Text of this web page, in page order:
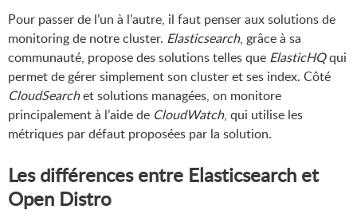
Pour passer de l’un à l’autre, il faut penser aux solutions de
monitoring de notre cluster. Elasticsearch, grâce à sa
communauté, propose des solutions telles que ElasticHQqui
permet de gérer simplement son cluster et ses index. Côté
CloudSearchet solutions managées, on monitore
principalement à l’aide de CloudWatch, qui utilise les
métriques par défaut proposées par la solution.
Les différences entre Elasticsearch et
Open Distro